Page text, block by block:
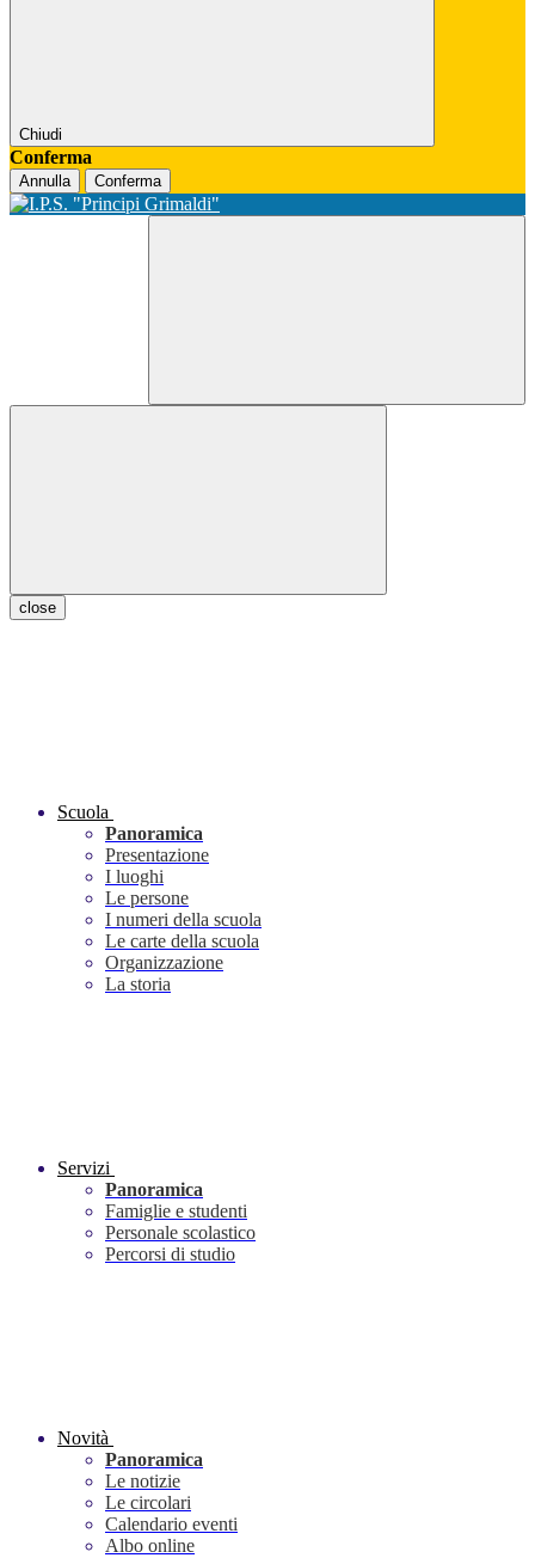
Chiudi
Conferma
Annulla Conferma
close
Scuola
Panoramica
Presentazione
I luoghi
Le persone
I numeri della scuola
Le carte della scuola
Organizzazione
La storia
Servizi
Panoramica
Famiglie e studenti
Personale scolastico
Percorsi di studio
Novità
Panoramica
Le notizie
Le circolari
Calendario eventi
Albo online